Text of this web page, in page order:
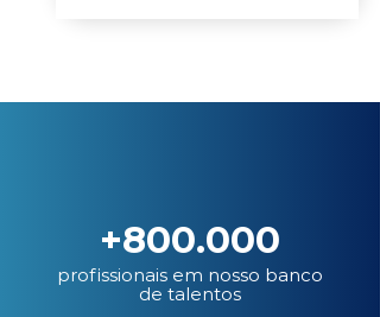
+800.000
profissionais em nosso banco
de talentos